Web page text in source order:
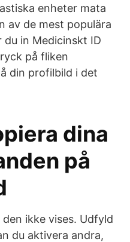
enheter mata
av de mest populära
du in Medicinskt ID
på fliken
din profilbild i det
dina
på
ikke vises. Udfyld
du aktivera andra,